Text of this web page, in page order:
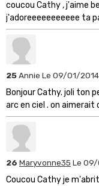
coucou Cathy , j'aime
j'adoreeeeeeeeeee ta
25Annie Le 09/01/2014
Bonjour Cathy. joli ton
arc en ciel . on aimerait
26 Maryvonne35 Le
Coucou Cathy je